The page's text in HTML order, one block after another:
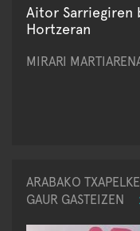
Aitor
Hortzeran
MIRARI
ARABAKO
GAUR GASTEIZEN